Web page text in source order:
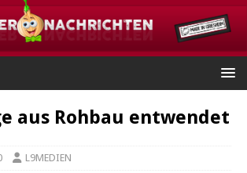
aus Rohbau entwendet
L9MEDIEN